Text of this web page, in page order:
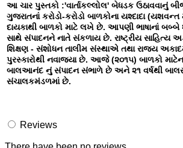
આ ચારપુસ્તકો :'વાર્તાકલ્લોલ' બેધડક ઉઠાવવાનું
ગુજરાતનાં કરોડો-કરોડો બાળકોના યશ્દાદા
દાયકાથી બાળકો માટે લખે છે. આપણી ભાષાનાં બબ્બે
સાથે સંપાદનને નાતે સંકળાય છે. રાષ્ટ્રીય સાહિત્ય
શિક્ષણ - સંશોધન તાલીમ સંસ્થાએ તથા રાજ્ય
પુરસ્કારોથી નવાજ્યા છે. આજે (૨૦૧૫) બાળકો
બાલઆનંદ નું સંપાદન સંભાળે છે અને ૨૧ વર્ષથી
સંચાલકમંડળમાં છે.
Reviews